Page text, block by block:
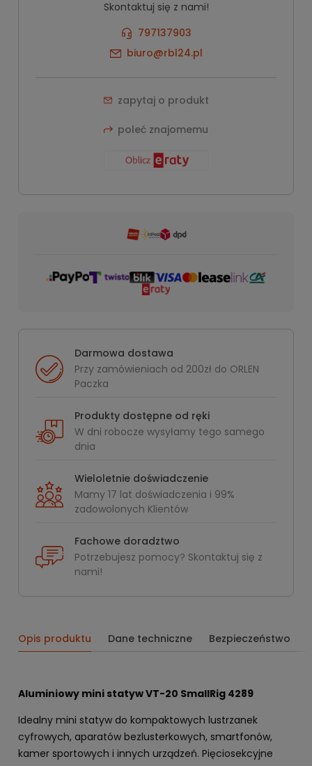
Skontaktuj się z nami!
797137903
biuro@rbl24.pl
zapytaj o produkt
poleć znajomemu
Darmowa dostawa
Przy zamówieniach od 200zł do ORLEN
Paczka
Produkty dostępne od ręki
W dni robocze wysyłamy tego samego
dnia
Wieloletnie doświadczenie
Mamy 17 lat doświadczenia i 99%
zadowolonych Klientów
Fachowe doradztwo
Potrzebujesz pomocy? Skontaktuj się z
nami!
Opis produktu Dane techniczne Bezpieczeństwo
Aluminiowy mini statyw VT-20 SmallRig 4289
Idealny mini statyw do kompaktowych lustrzanek
cyfrowych, aparatów bezlusterkowych, smartfonów,
kamer sportowych i innych urządzeń. Pięciosekcyjne